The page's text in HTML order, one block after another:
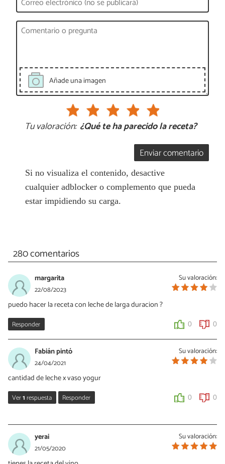
Añade una imagen
Tu valoración: ¿Qué te ha parecido la receta?
Enviar comentario
Si no visualiza el contenido, desactive
cualquier adblocker o complemento que pueda
estar impidiendo su carga.
280 comentarios
Su valoración:
margarita
22/08/2023
puedo hacer la receta con leche de larga duracion ?
Responder 0 0
Su valoración:
Fabián pintó
24/04/2021
cantidad de leche x vaso yogur
Ver1respuesta Responder 0 0
23/05/2022
un litro
Su valoración:
yerai
21/05/2020